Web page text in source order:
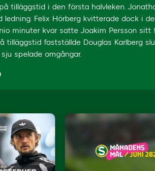
tilläggstid i den första halvleken.
ledning. Felix Hörberg kvitterade dock i
minuter kvar satte Joakim Persson
tilläggstid fastställde Douglas Karlberg
spelade omgångar.